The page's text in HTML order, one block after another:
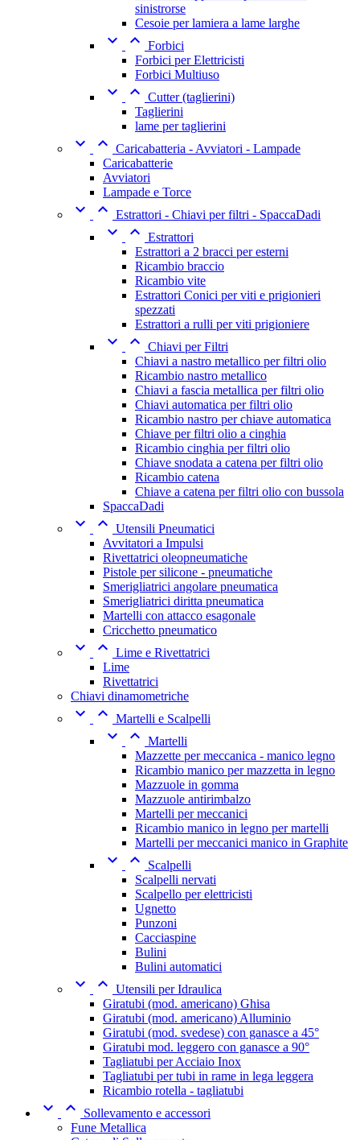
sinistrorse
Cesoie per lamiera a lame larghe
  Forbici
Forbici per Elettricisti
Forbici Multiuso
  Cutter (taglierini)
Taglierini
lame per taglierini
  Caricabatteria - Avviatori - Lampade
Caricabatterie
Avviatori
Lampade e Torce
  Estrattori - Chiavi per filtri - SpaccaDadi
  Estrattori
Estrattori a 2 bracci per esterni
Ricambio braccio
Ricambio vite
Estrattori Conici per viti e prigionieri
spezzati
Estrattori a rulli per viti prigioniere
  Chiavi per Filtri
Chiavi a nastro metallico per filtri olio
Ricambio nastro metallico
Chiavi a fascia metallica per filtri olio
Chiavi automatica per filtri olio
Ricambio nastro per chiave automatica
Chiave per filtri olio a cinghia
Ricambio cinghia per filtri olio
Chiave snodata a catena per filtri olio
Ricambio catena
Chiave a catena per filtri olio con bussola
SpaccaDadi
  Utensili Pneumatici
Avvitatori a Impulsi
Rivettatrici oleopneumatiche
Pistole per silicone - pneumatiche
Smerigliatrici angolare pneumatica
Smerigliatrici diritta pneumatica
Martelli con attacco esagonale
Cricchetto pneumatico
  Lime e Rivettatrici
Lime
Rivettatrici
Chiavi dinamometriche
  Martelli e Scalpelli
  Martelli
Mazzette per meccanica - manico legno
Ricambio manico per mazzetta in legno
Mazzuole in gomma
Mazzuole antirimbalzo
Martelli per meccanici
Ricambio manico in legno per martelli
Martelli per meccanici manico in Graphite
 
Scalpelli
Scalpelli nervati
Scalpello per elettricisti
Ugnetto
Punzoni
Cacciaspine
Bulini
Bulini automatici
  Utensili per Idraulica
Giratubi (mod. americano) Ghisa
Giratubi (mod. americano) Alluminio
Giratubi (mod. svedese) con ganasce a 45°
Giratubi mod. leggero con ganasce a 90°
Tagliatubi per Acciaio Inox
Tagliatubi per tubi in rame in lega leggera
Ricambio rotella - tagliatubi
 
Sollevamento e accessori
Fune Metallica